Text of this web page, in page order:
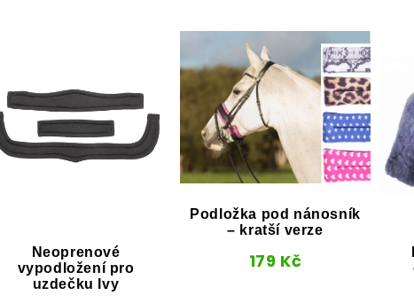
Neoprenové
vypodložení pro
uzdečku Ivy
Podložka pod nánosník
– kratší verze
179 Kč